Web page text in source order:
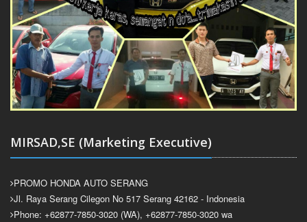
MIRSAD,SE (Marketing Executive)
PROMO HONDA AUTO SERANG
Jl. Raya Serang Cilegon No 517 Serang 42162 - Indonesia
Phone: +62877-7850-3020 (WA), +62877-7850-3020 wa